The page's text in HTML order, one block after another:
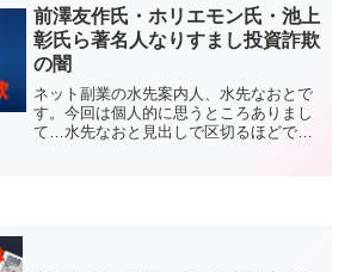
アナタのなかでイマイチ曖昧あいまいだ
からでしょう。今回の記事...
前澤友作氏・ホリエモン氏・池上
彰氏ら著名人なりすまし投資詐欺
の闇
ネット副業の水先案内人、水先なおとで
す。今回は個人的に思うところありまし
て…水先なおと見出しで区切るほどでも